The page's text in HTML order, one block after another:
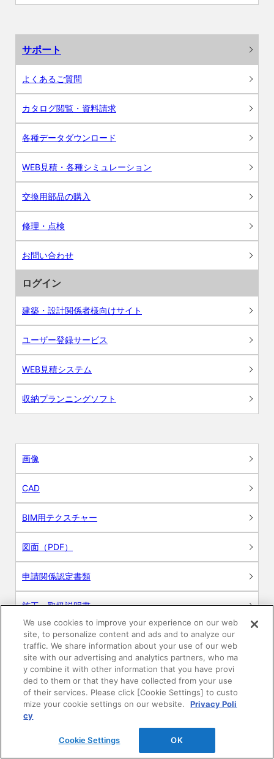
サポート
よくあるご質問
カタログ閲覧・資料請求
各種データダウンロード
WEB見積・各種シミュレーション
交換用部品の購入
修理・点検
お問い合わせ
ログイン
建築・設計関係者様向けサイト
ユーザー登録サービス
WEB見積システム
収納プランニングソフト
画像
CAD
BIM用テクスチャー
図面（PDF）
申請関係認定書類
施工・取扱説明書
動画
シミュレーションツール
24時間換気システム〈エアスマート〉
簡易設計見積ソフト
R&Dセンター環境測定・分析サービス
We use cookies to improve your experience on our web
site, to personalize content and ads and to analyze our
traffic. We share information about your use of our web
site with our advertising and analytics partners, who ma
y combine it with other information that you have provi
ded to them or that they have collected from your use
of their services. Please click [Cookie Settings] to custo
mize your cookie settings on our website.
Privacy Poli
cy
Cookie Settings OK